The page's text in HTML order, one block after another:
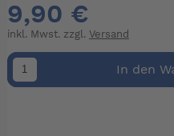
9,90 €
inkl. Mwst. zzgl. Versand
In den